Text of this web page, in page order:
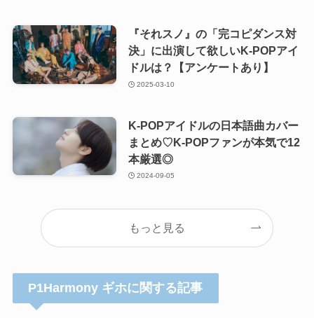
『それスノ』の「完コピダンス対
決」に出演して欲しいK-POPアイ
ドルは？【アンケートあり】
2025-03-10
K-POPアイドルの日本語曲カバー
まとめ♡K-POPファンが本気で12
本厳選◎
2024-09-05
もっと見る
P1Harmony ギホに関する記事